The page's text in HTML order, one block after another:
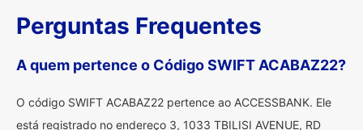
Perguntas Frequentes
A quem pertence o Código SWIFT ACABAZ22?
O código SWIFT ACABAZ22 pertence ao ACCESSBANK. Ele
está registrado no endereço 3, 1033 TBILISI AVENUE, RD